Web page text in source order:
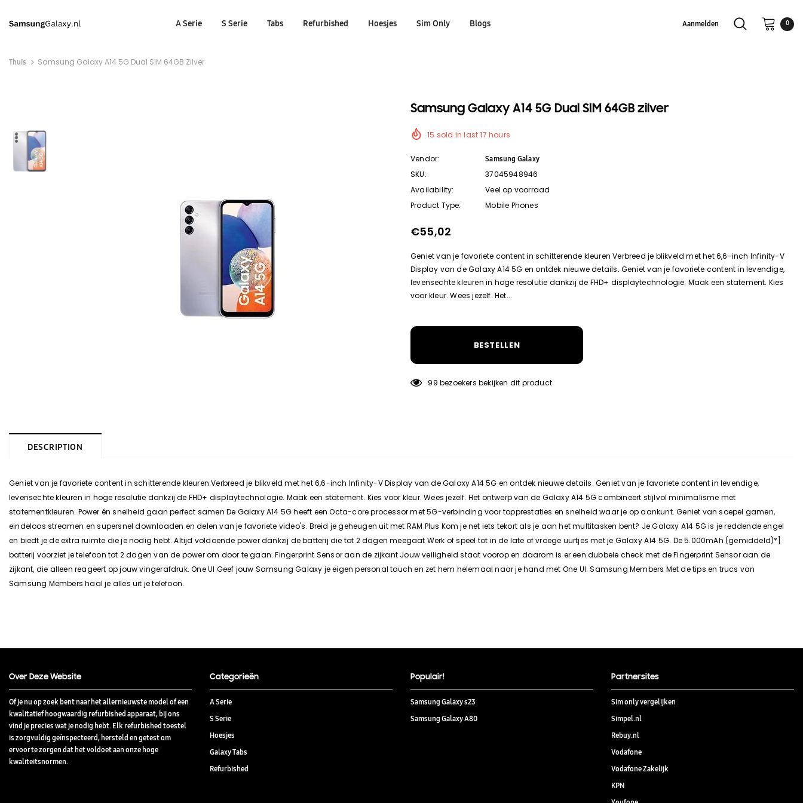
A Serie S Serie Tabs Refurbished Hoesjes Sim Only Blogs Aanmelden 0
Thuis Samsung Galaxy A14 5G Dual SIM 64GB Zilver
Samsung Galaxy A14 5G Dual SIM 64GB zilver
15 sold in last 17 hours
Vendor:
Samsung Galaxy
SKU:
37045948946
Availability:
Veel op voorraad
Product Type:
Mobile Phones
€55,02
Geniet van je favoriete content in schitterende kleuren Verbreed je blikveld met het 6,6-inch Infinity-V
Display van de Galaxy A14 5G en ontdek nieuwe details. Geniet van je favoriete content in levendige,
levensechte kleuren in hoge resolutie dankzij de FHD+ displaytechnologie. Maak een statement. Kies
voor kleur. Wees jezelf. Het...
BESTELLEN
99 bezoekers bekijken dit product
DESCRIPTION
Geniet van je favoriete content in schitterende kleuren Verbreed je blikveld met het 6,6-inch Infinity-V Display van de Galaxy A14 5G en ontdek nieuwe details. Geniet van je favoriete content in levendige,
levensechte kleuren in hoge resolutie dankzij de FHD+ displaytechnologie. Maak een statement. Kies voor kleur. Wees jezelf. Het ontwerp van de Galaxy A14 5G combineert stijlvol minimalisme met
statementkleuren. Power én snelheid gaan perfect samen De Galaxy A14 5G heeft een Octa-core processor met 5G-verbinding voor topprestaties en snelheid waar je op aankunt. Geniet van soepel gamen,
eindeloos streamen en supersnel downloaden en delen van je favoriete video's. Breid je geheugen uit met RAM Plus Kom je net iets tekort als je aan het multitasken bent? Je Galaxy A14 5G is je reddende engel
en biedt je de extra ruimte die je nodig hebt. Altijd voldoende power dankzij de batterij die tot 2 dagen meegaat Werk of speel tot in de late of vroege uurtjes met je Galaxy A14 5G. De 5.000mAh (gemiddeld)*]
batterij voorziet je telefoon tot 2 dagen van de power om door te gaan. Fingerprint Sensor aan de zijkant Jouw veiligheid staat voorop en daarom is er een dubbele check met de Fingerprint Sensor aan de
zijkant, die alleen reageert op jouw vingerafdruk. One UI Geef jouw Samsung Galaxy je eigen personal touch en zet hem helemaal naar je hand met One UI. Samsung Members Met de tips en trucs van
Samsung Members haal je alles uit je telefoon.
Over Deze Website
Of je nu op zoek bent naar het allernieuwste model of een
kwalitatief hoogwaardig refurbished apparaat, bij ons
vind je precies wat je nodig hebt. Elk refurbished toestel
is zorgvuldig geïnspecteerd, hersteld en getest om
ervoor te zorgen dat het voldoet aan onze hoge
kwaliteitsnormen.
Categorieën
A Serie
S Serie
Hoesjes
Galaxy Tabs
Refurbished
Populair!
Samsung Galaxy s23
Samsung Galaxy A80
Partnersites
Sim only vergelijken
Simpel.nl
Rebuy.nl
Vodafone
Vodafone Zakelijk
KPN